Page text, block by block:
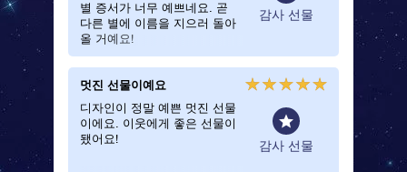
선물
별 증서가 너무 예쁘네요. 곧
다른 별에 이름을 지으러 돌아
올 거예요!
감사 선물
멋진 선물이예요
디자인이 정말 예쁜 멋진 선물
이에요. 이웃에게 좋은 선물이
됐어요!
감사 선물
지금까